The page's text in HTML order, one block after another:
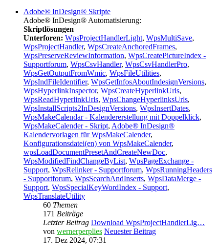
Adobe® InDesign® Skripte
Adobe® InDesign® Automatisierung:
Skriptlösungen
Unterforen: WpsProjectHandlerLight, WpsMultiSave,
WpsProjectHandler, WpsCreateAnchoredFrames,
WpsPreserveReviewInformation, WpsCreatePictureIndex -
Supportforum, WpsCsvHandler, WpsCsvHandlerPro,
WpsGetOutputFromWmic, WpsFileUtilities,
WpsIndFileIdentifier, WpsGetInfosAboutIndesignVersions,
WpsHyperlinkInspector, WpsCreateHyperlinkUrls,
WpsReadHyperlinkUrls, WpsChangeHyperlinksUrls,
WpsInstallScripts2InDesignVersions, WpsInsertDates,
WpsMakeCalendar - Kalendererstellung mit Doppelklick,
WpsMakeCalender - Skript, Adobe® InDesign®
Kalendervorlagen für WpsMakeCalender,
Konfigurationsdatei(en) von WpsMakeCalender,
wpsLoadDocumentPresetAndCreateNewDoc,
WpsModifiedFindChangeByList, WpsPageExchange -
Support, WpsRelinker - Supportforum, WpsRunningHeaders
- Supportforum, WpsSearchAndInserts, WpsDataMerge -
Support, WpsSpecialKeyWordIndex - Support,
WpsTranslateUtility
60 Themen
171 Beiträge
Letzter Beitrag Download WpsProjectHandlerLig…
von wernerperplies Neuester Beitrag
17. Dez 2024, 07:31